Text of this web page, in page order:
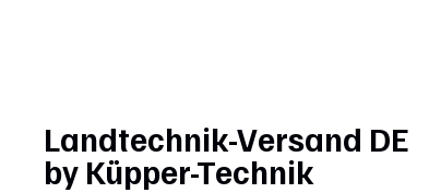
Landtechnik-Versand DE
by Küpper-Technik